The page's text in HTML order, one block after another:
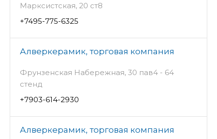
Марксистская, 20 ст8
+7495-775-6325
Алверкерамик, торговая компания
Фрунзенская Набережная, 30 пав4 - 64
стенд
+7903-614-2930
Алверкерамик, торговая компания